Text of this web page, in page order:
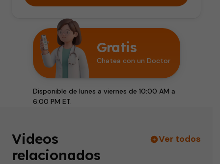
Gratis
Chatea con un Doctor
Disponible de lunes a viernes de 10:00 AM a
6:00 PM ET.
Videos
relacionados
Ver todos